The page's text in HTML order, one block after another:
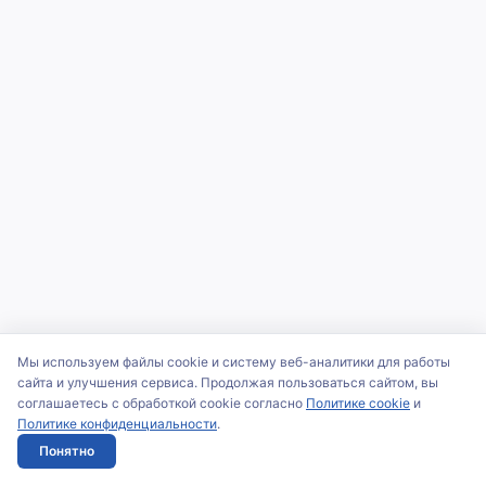
Мы используем файлы cookie и систему веб-аналитики для работы
сайта и улучшения сервиса. Продолжая пользоваться сайтом, вы
соглашаетесь с обработкой cookie согласно Политике cookie и
Политике конфиденциальности.
Понятно